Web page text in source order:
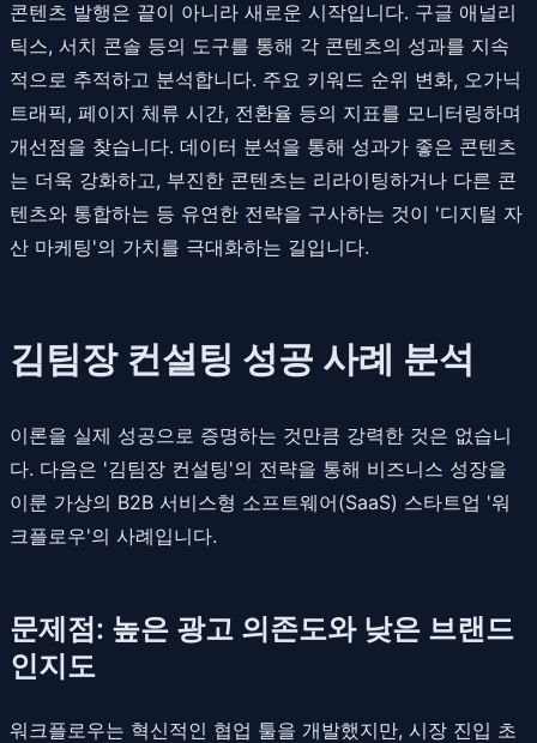
콘텐츠 발행은 끝이 아니라 새로운 시작입니다. 구글 애널리
틱스, 서치 콘솔 등의 도구를 통해 각 콘텐츠의 성과를 지속
적으로 추적하고 분석합니다. 주요 키워드 순위 변화, 오가닉
트래픽, 페이지 체류 시간, 전환율 등의 지표를 모니터링하며
개선점을 찾습니다. 데이터 분석을 통해 성과가 좋은 콘텐츠
는 더욱 강화하고, 부진한 콘텐츠는 리라이팅하거나 다른 콘
텐츠와 통합하는 등 유연한 전략을 구사하는 것이 '디지털 자
산 마케팅'의 가치를 극대화하는 길입니다.
김팀장 컨설팅 성공 사례 분석
이론을 실제 성공으로 증명하는 것만큼 강력한 것은 없습니
다. 다음은 '김팀장 컨설팅'의 전략을 통해 비즈니스 성장을
이룬 가상의 B2B 서비스형 소프트웨어(SaaS) 스타트업 '워
크플로우'의 사례입니다.
문제점: 높은 광고 의존도와 낮은 브랜드
인지도
워크플로우는 혁신적인 협업 툴을 개발했지만, 시장 진입 초